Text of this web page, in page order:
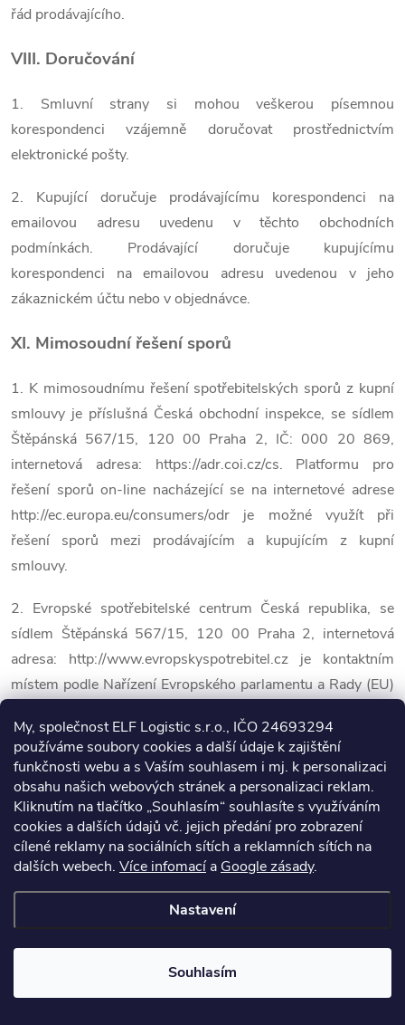
My, společnost ELF Logistic s.r.o., IČO 24693294
používáme soubory cookies a další údaje k zajištění
funkčnosti webu a s Vaším souhlasem i mj. k personalizaci
obsahu našich webových stránek a personalizaci reklam.
Kliknutím na tlačítko „Souhlasím“ souhlasíte s využíváním
cookies a dalších údajů vč. jejich předání pro zobrazení
cílené reklamy na sociálních sítích a reklamních sítích na
dalších webech. Více infomacía Google zásady.
Nastavení
Souhlasím
řád prodávajícího.
VIII. Doručování
1. Smluvní strany si mohou veškerou písemnou
korespondenci vzájemně doručovat prostřednictvím
elektronické pošty.
2. Kupující doručuje prodávajícímu korespondenci na
emailovou adresu uvedenu v těchto obchodních
podmínkách. Prodávající doručuje kupujícímu
korespondenci na emailovou adresu uvedenou v jeho
zákaznickém účtu nebo v objednávce.
XI. Mimosoudní řešení sporů
1. K mimosoudnímu řešení spotřebitelských sporů z kupní
smlouvy je příslušná Česká obchodní inspekce, se sídlem
Štěpánská 567/15, 120 00 Praha 2, IČ: 000 20 869,
internetová adresa: https://adr.coi.cz/cs. Platformu pro
řešení sporů on-line nacházející se na internetové adrese
http://ec.europa.eu/consumers/odr je možné využít při
řešení sporů mezi prodávajícím a kupujícím z kupní
smlouvy.
2. Evropské spotřebitelské centrum Česká republika, se
sídlem Štěpánská 567/15, 120 00 Praha 2, internetová
adresa: http://www.evropskyspotrebitel.cz je kontaktním
místem podle Nařízení Evropského parlamentu a Rady (EU)
spotřebitelských sporů on-line a o změně nařízení (ES) č.
2006/2004 a směrnice 2009/22/ES (nařízení o řešení
spotřebitelských sporů on-line).
3. Prodávající je oprávněn k prodeji zboží na základě
živnostenského oprávnění. Živnostenskou kontrolu provádí
v rámci své působnosti příslušný živnostenský úřad. Česká
obchodní inspekce vykonává ve vymezeném rozsahu mimo
jiné dozor nad dodržováním zákona č. 634/1992 Sb., o
ochraně spotřebitele.
X. Závěrečná ustanovení